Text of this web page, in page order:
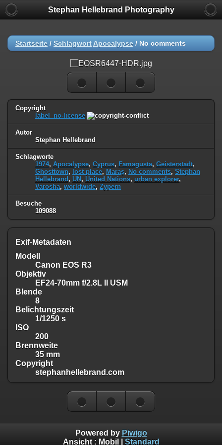
Stephan Hellebrand Photography
Startseite / Schlagwort Apocalypse / No comments
Copyright
label_no-license
Autor
Stephan Hellebrand
Schlagworte
1974, Apocalypse, Cyprus, Famagusta, Geisterstadt,
Ghosttown, lost place, Maraş, No comments, Stephan
Hellebrand , UN , United Nations, urban explorer,
Varosha, worldwide, Zypern
Besuche
109088
Exif-Metadaten
Modell
Canon EOS R3
Objektiv
EF24-70mm f/2.8L II USM
Blende
8
Belichtungszeit
1/1250 s
ISO
200
Brennweite
35 mm
Copyright
stephanhellebrand.com
Powered by Piwigo
Ansicht : Mobil Standard